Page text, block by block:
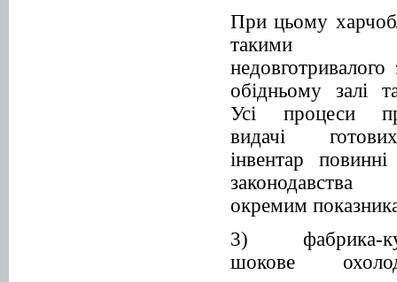
При цьому
такими
недовготривалого
обідньому залі
Усі процеси
видачі
інвентар
окремим
3) фабрика-
шокове